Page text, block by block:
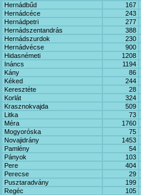
Hernádbűd
167
Hernádcéce
243
Hernádpetri
277
Hernádszentandrás
388
Hernádszurdok
230
Hernádvécse
900
Hidasnémeti
1208
Ináncs
1194
Kány
86
Kéked
244
Keresztéte
28
Korlát
324
Krasznokvajda
509
Litka
73
Méra
1760
Mogyoróska
75
Novajidrány
1453
Pamlény
54
Pányok
103
Pere
404
Perecse
29
Pusztaradvány
199
Regéc
105